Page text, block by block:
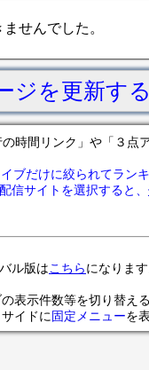
せんでした。
ジを更新する
時間リンク」や「３点
ブだけに絞られてラン
信サイトを選択すると、
ル版はこちらになります
表示件数等を切り替え
イドに固定メニューを